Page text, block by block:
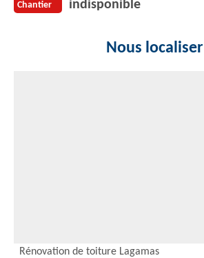
Chantier indisponible
Nous localiser
Rénovation de toiture Lagamas